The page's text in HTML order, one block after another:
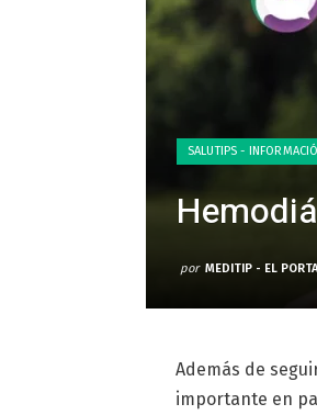
SALUTIPS -
por MEDITIP - EL
Además de
importante en